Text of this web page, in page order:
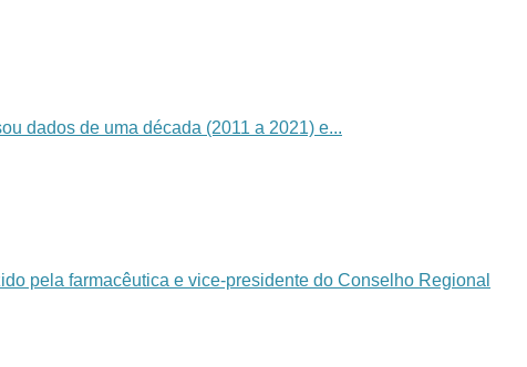
dados de uma década (2011 a 2021) e...
pela farmacêutica e vice-presidente do Conselho Regional